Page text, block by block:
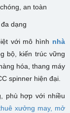
an toàn
dạng
với mô hình nhà
bộ, kiến trúc vững
hóa, thang máy
spinner hiện đại.
phù hợp với nhiều
xưởng may, mở